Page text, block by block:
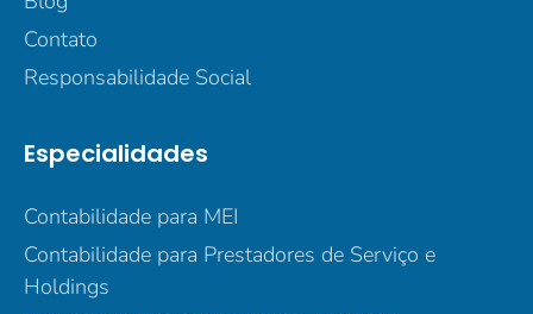
Contato
Responsabilidade Social
Especialidades
Contabilidade para MEI
Contabilidade para Prestadores de Serviço e
Holdings